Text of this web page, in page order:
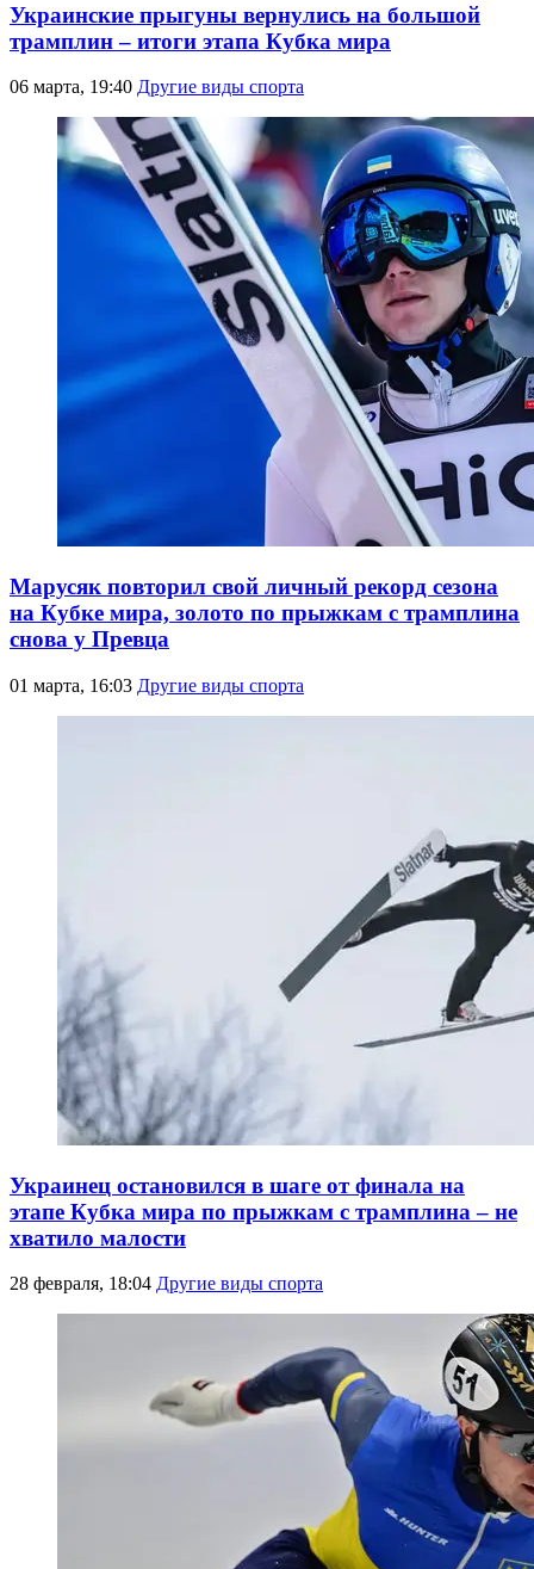
Украинские прыгуны вернулись на большой
трамплин – итоги этапа Кубка мира
06 марта, 19:40 Другие виды спорта
Марусяк повторил свой личный рекорд сезона
на Кубке мира, золото по прыжкам с трамплина
снова у Превца
01 марта, 16:03 Другие виды спорта
Украинец остановился в шаге от финала на
этапе Кубка мира по прыжкам с трамплина – не
хватило малости
28 февраля, 18:04 Другие виды спорта